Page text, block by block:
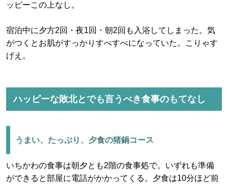
ッピーこの上なし。
宿泊中に夕方2回・夜1回・朝2回も入浴してしまった。気
がつくとお肌がすっかりすべすべになっていた。こりゃす
げえ。
ハッピーな敗北とでも言うべき食事のもてなし
うまい、たっぷり、夕食の猪鍋コース
いちかわの食事は朝夕とも2階の食事処で。いずれも準備
ができると部屋に電話がかかってくる。夕食は10分ほど前